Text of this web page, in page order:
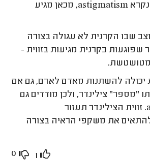
(צילינדר באנגלית נקרא astigmatism, מכאן מגיע
שבו הקרנית לא עגולה בצורה
שפוגעות בקרנית מגיעות בזווית -
מטושטשת.
יכולה להשתנות מאדם לאדם, גם אם
"מספר" צילינדר, ולכן מודדים גם
את הזווית - ה-axis. זווית הצילינדר תעזור
את משקפי הראיה בצורה
1
0